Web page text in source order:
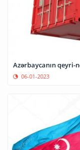
Azərbaycanın qeyri-
06-01-2023